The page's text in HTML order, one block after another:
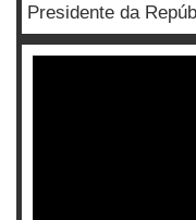
Presidente da